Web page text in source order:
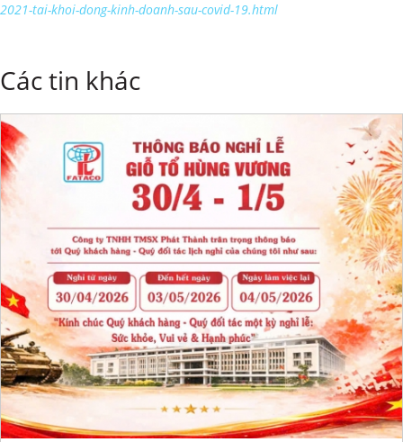
2021-tai-khoi-dong-kinh-doanh-sau-covid-19.html
Các tin khác